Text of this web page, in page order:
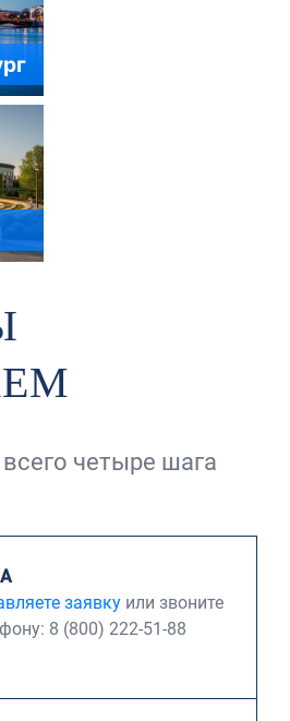
четыре шага
заявку или звоните
8 (800) 222-51-88